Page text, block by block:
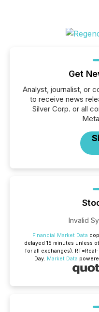
Get
Analyst, journalist, or
to receive news
Silver Corp. or all
Invalid
Financial Market Data
delayed 15 minutes unless
for all exchanges). RT=Real-
Day. Market Data